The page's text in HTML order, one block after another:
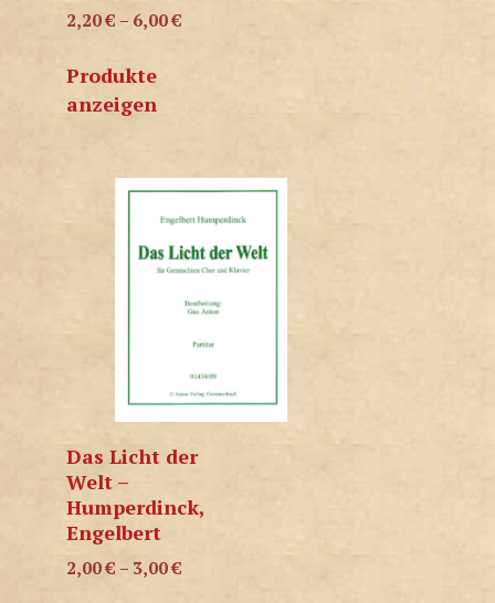
2,20€ – 6,00€
Produkte
anzeigen
Das Licht der
Welt –
Humperdinck,
Engelbert
2,00€ – 3,00€